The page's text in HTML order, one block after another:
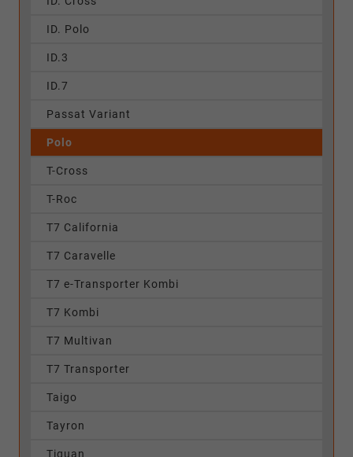
ID. Polo
ID.3
ID.7
Passat Variant
Polo
T-Cross
T-Roc
T7 California
T7 Caravelle
T7 e-Transporter Kombi
T7 Kombi
T7 Multivan
T7 Transporter
Taigo
Tayron
Tiguan